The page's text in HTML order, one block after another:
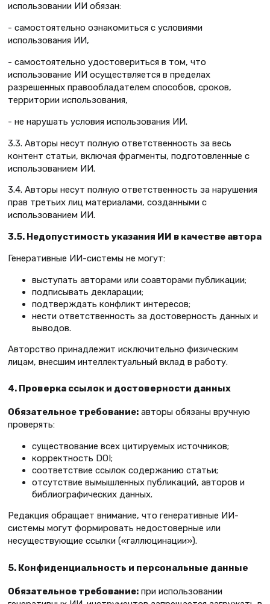
использовании ИИ обязан:
- самостоятельно ознакомиться с условиями
использования ИИ,
- самостоятельно удостовериться в том, что
использование ИИ осуществляется в пределах
разрешенных правообладателем способов, сроков,
территории использования,
- не нарушать условия использования ИИ.
3.3. Авторы несут полную ответственность за весь
контент статьи, включая фрагменты, подготовленные с
использованием ИИ.
3.4. Авторы несут полную ответственность за нарушения
прав третьих лиц материалами, созданными с
использованием ИИ.
3.5. Недопустимость указания ИИ в качестве автора
Генеративные ИИ-системы не могут:
выступать авторами или соавторами публикации;
подписывать декларации;
подтверждать конфликт интересов;
нести ответственность за достоверность данных и
выводов.
Авторство принадлежит исключительно физическим
лицам, внесшим интеллектуальный вклад в работу.
4. Проверка ссылок и достоверности данных
Обязательное требование: авторы обязаны вручную
проверять:
существование всех цитируемых источников;
корректность DOI;
соответствие ссылок содержанию статьи;
отсутствие вымышленных публикаций, авторов и
библиографических данных.
Редакция обращает внимание, что генеративные ИИ-
системы могут формировать недостоверные или
несуществующие ссылки («галлюцинации»).
5. Конфиденциальность и персональные данные
Обязательное требование: при использовании